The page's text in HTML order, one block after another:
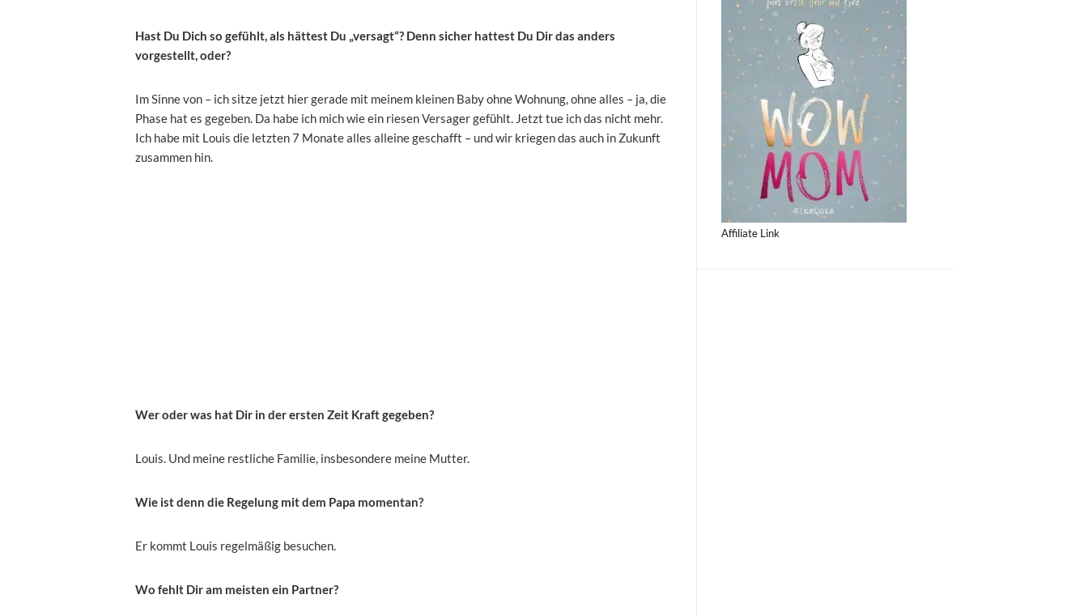
Hast Du Dich so gefühlt, als hättest Du „versagt“? Denn sicher hattest Du Dir das anders
vorgestellt, oder?
Im Sinne von – ich sitze jetzt hier gerade mit meinem kleinen Baby ohne Wohnung, ohne alles – ja, die
Phase hat es gegeben. Da habe ich mich wie ein riesen Versager gefühlt. Jetzt tue ich das nicht mehr.
Ich habe mit Louis die letzten 7 Monate alles alleine geschafft – und wir kriegen das auch in Zukunft
zusammen hin.
Wer oder was hat Dir in der ersten Zeit Kraft gegeben?
Louis. Und meine restliche Familie, insbesondere meine Mutter.
Wie ist denn die Regelung mit dem Papa momentan?
Er kommt Louis regelmäßig besuchen.
Wo fehlt Dir am meisten ein Partner?
Affiliate Link